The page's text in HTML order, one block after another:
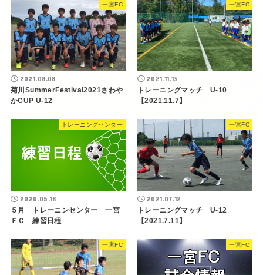
一宮FC
2021.08.08
菊川SummerFestival2021さわや
かCUP U-12
一宮FC
2021.11.13
トレーニングマッチ U-10
【2021.11.7】
トレーニングセンター
2020.05.18
５月 トレーニンセンター 一宮
ＦＣ 練習日程
一宮FC
2021.07.12
トレーニングマッチ U-12
【2021.7.11】
一宮FC 一宮FC